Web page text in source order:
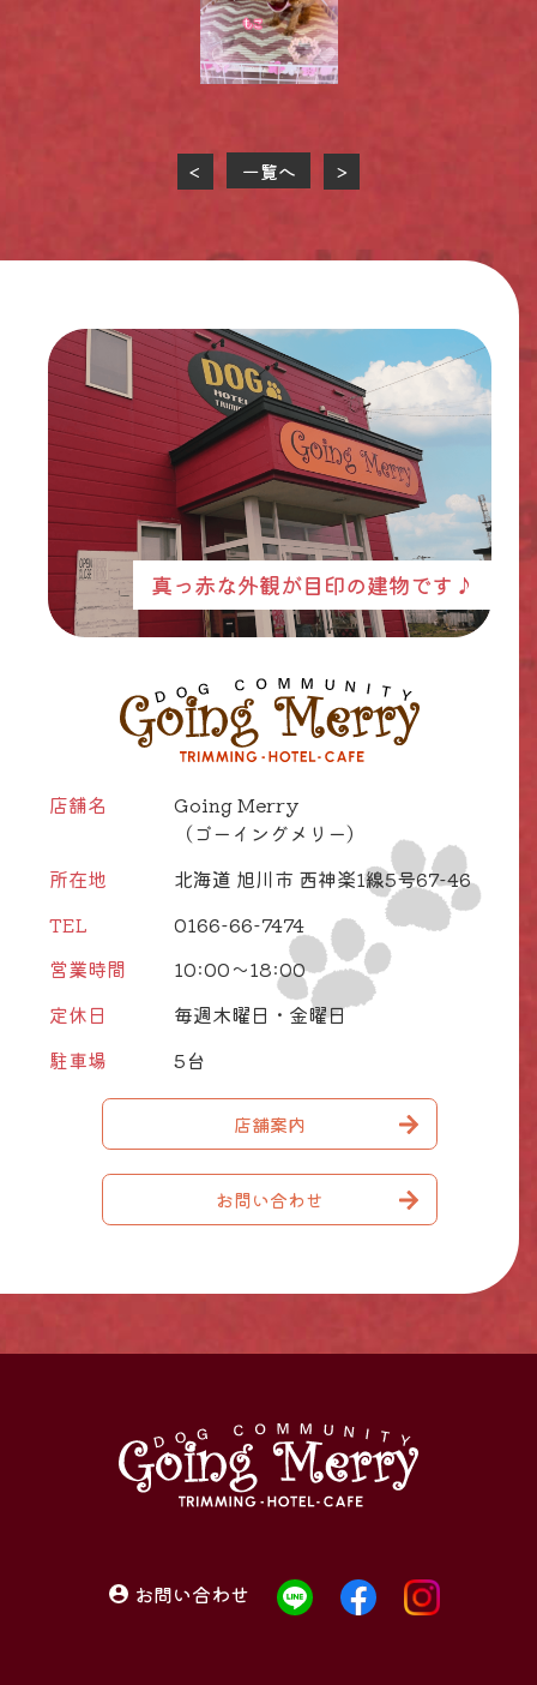
< 一覧へ >
真っ赤な外観が目印の建物です♪
店舗名
Going Merry
（ゴーイングメリー）
所在地
北海道 旭川市 西神楽1線5号67-46
TEL
0166-66-7474
営業時間
10:00～18:00
定休日
毎週木曜日・金曜日
駐車場
5台
店舗案内
お問い合わせ
お問い合わせ